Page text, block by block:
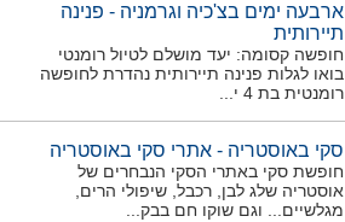
ארבעה ימים בצ'כיה וגרמניה - פנינה
תיירותית
חופשה קסומה: יעד מושלם לטיול רומנטי
בואו לגלות פנינה תיירותית נהדרת לחופשה
רומנטית בת 4 י...
סקי באוסטריה - אתרי סקי באוסטריה
חופשת סקי באתרי הסקי הנבחרים של
אוסטריה שלג לבן, רכבל, שיפולי הרים,
מגלשיים... וגם שוקו חם בבק...